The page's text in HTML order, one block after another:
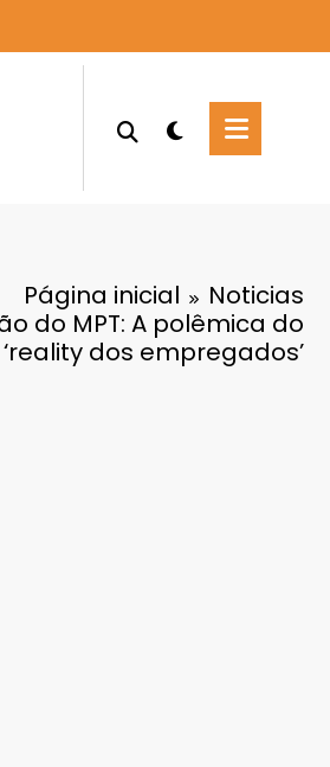
Página inicial
Noticias
do MPT: A polêmica do
‘reality dos empregados’